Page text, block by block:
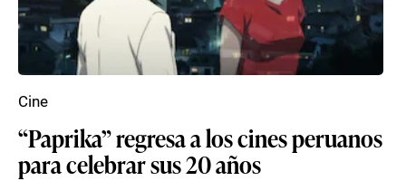
“Paprika” regresa a los cines peruanos
para celebrar sus 20 años
Cine